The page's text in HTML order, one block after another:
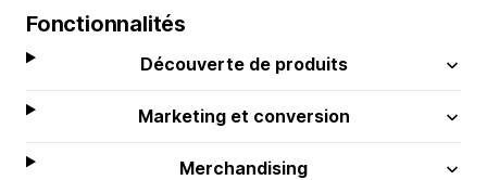
Fonctionnalités
Découverte de produits
Marketing et conversion
Merchandising